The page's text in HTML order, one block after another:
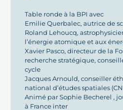
Table ronde à la BPI avec
Emilie Querbalec, autrice de
Roland Lehoucq,
l’énergie atomique et aux
Xavier Pasco, directeur de la
recherche stratégique,
cycle
Jacques Arnould, conseiller
national d’études spatiales
Animé par Sophie Becherel ,
à France inter